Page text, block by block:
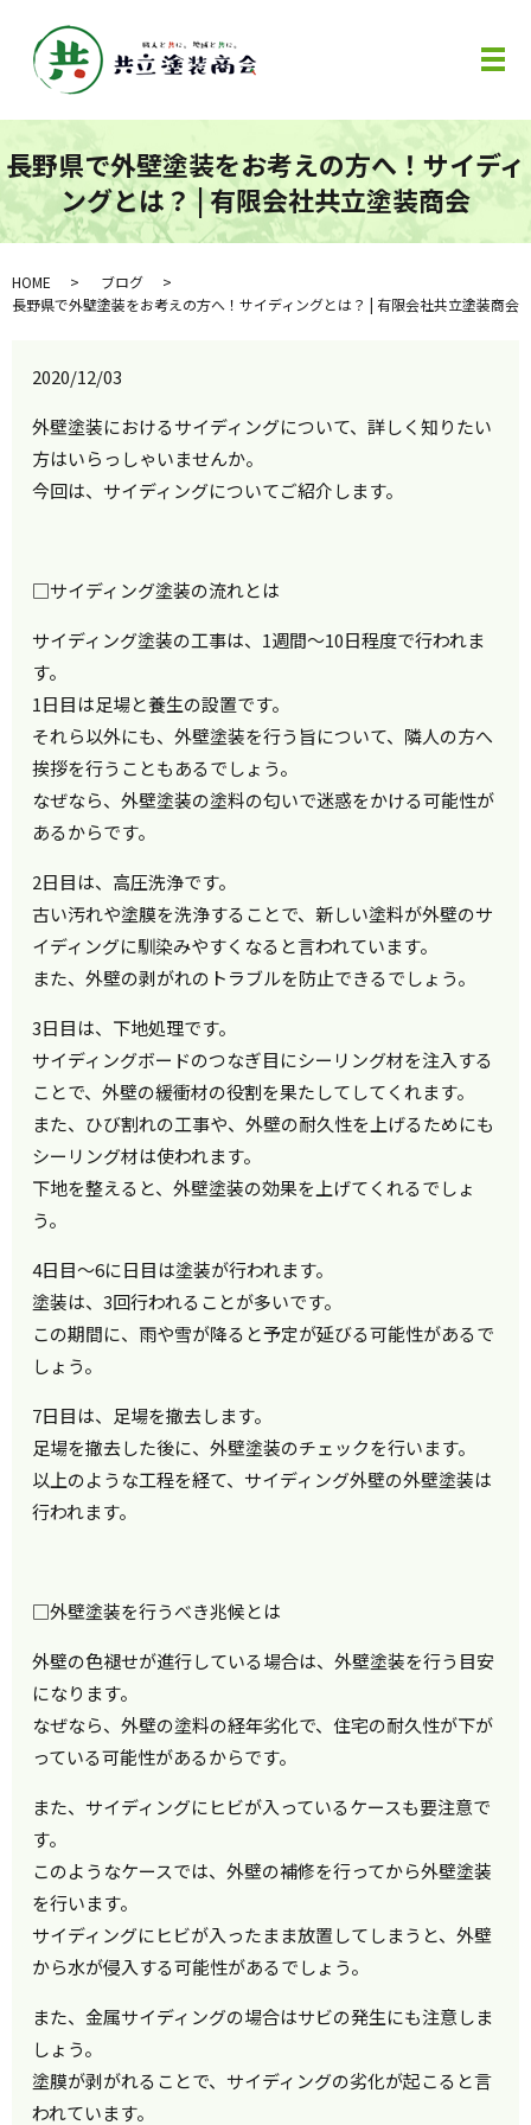
メ
長野県で外壁塗装をお考えの方へ！サイディ
ングとは？ | 有限会社共立塗装商会
HOME
ブログ
長野県で外壁塗装をお考えの方へ！サイディングとは？ | 有限会社共立塗装商会
2020/12/03
外壁塗装におけるサイディングについて、詳しく知りたい
方はいらっしゃいませんか。
今回は、サイディングについてご紹介します。
□サイディング塗装の流れとは
サイディング塗装の工事は、1週間〜10日程度で行われま
す。
1日目は足場と養生の設置です。
それら以外にも、外壁塗装を行う旨について、隣人の方へ
挨拶を行うこともあるでしょう。
なぜなら、外壁塗装の塗料の匂いで迷惑をかける可能性が
あるからです。
2日目は、高圧洗浄です。
古い汚れや塗膜を洗浄することで、新しい塗料が外壁のサ
イディングに馴染みやすくなると言われています。
また、外壁の剥がれのトラブルを防止できるでしょう。
3日目は、下地処理です。
サイディングボードのつなぎ目にシーリング材を注入する
ことで、外壁の緩衝材の役割を果たしてしてくれます。
また、ひび割れの工事や、外壁の耐久性を上げるためにも
シーリング材は使われます。
下地を整えると、外壁塗装の効果を上げてくれるでしょ
う。
4日目〜6に日目は塗装が行われます。
塗装は、3回行われることが多いです。
この期間に、雨や雪が降ると予定が延びる可能性があるで
しょう。
7日目は、足場を撤去します。
足場を撤去した後に、外壁塗装のチェックを行います。
以上のような工程を経て、サイディング外壁の外壁塗装は
行われます。
□外壁塗装を行うべき兆候とは
外壁の色褪せが進行している場合は、外壁塗装を行う目安
になります。
なぜなら、外壁の塗料の経年劣化で、住宅の耐久性が下が
っている可能性があるからです。
また、サイディングにヒビが入っているケースも要注意で
す。
このようなケースでは、外壁の補修を行ってから外壁塗装
を行います。
サイディングにヒビが入ったまま放置してしまうと、外壁
から水が侵入する可能性があるでしょう。
また、金属サイディングの場合はサビの発生にも注意しま
しょう。
塗膜が剥がれることで、サイディングの劣化が起こると言
われています。